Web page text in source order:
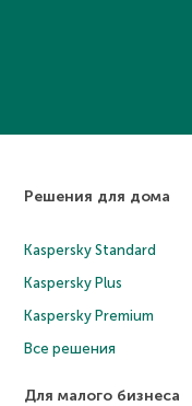
Решения для дома
Kaspersky Standard
Kaspersky Plus
Kaspersky Premium
Все решения
Для малого бизнеса